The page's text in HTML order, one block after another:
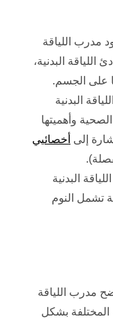
مدرب اللياقة
اللياقة البدنية،
على الجسم.
البدنية
وأهميتها
إلى أخصائيي
البدنية
تشمل النوم
مدرب اللياقة
المختلفة بشكل